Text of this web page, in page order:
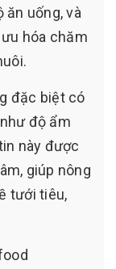
ăn uống, và
hóa chăm
đặc biệt có
độ ẩm
này được
giúp nông
tưới tiêu,